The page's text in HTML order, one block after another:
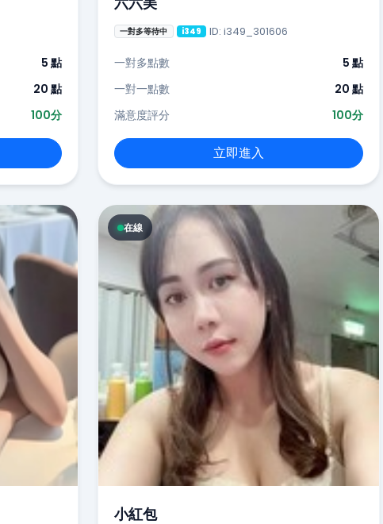
5 點
20 點
100分
一對多等待中 i349 ID: i349_301606
一對多點數
5 點
一對一點數
20 點
滿意度評分
100分
立即進入
在線
小紅包